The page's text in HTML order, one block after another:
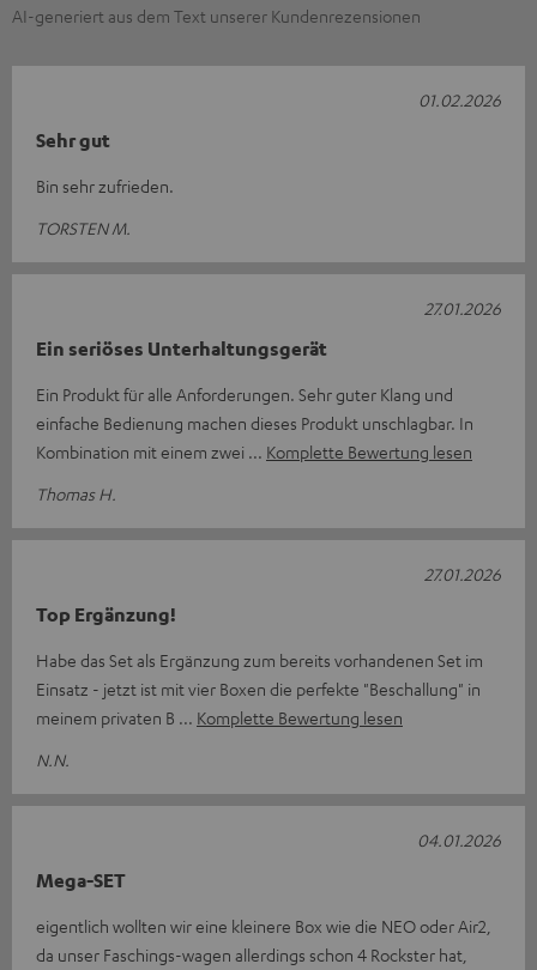
AI-generiert aus dem Text unserer Kundenrezensionen
Sehr gut
Bin sehr zufrieden.
TORSTEN M.
01.02.2026
Ein seriöses Unterhaltungsgerät
Ein Produkt für alle Anforderungen. Sehr guter Klang und
einfache Bedienung machen dieses Produkt unschlagbar. In
Kombination mit einem zwei
Komplette Bewertung lesen
Thomas H.
27.01.2026
Top Ergänzung!
Habe das Set als Ergänzung zum bereits vorhandenen Set im
Einsatz - jetzt ist mit vier Boxen die perfekte "Beschallung" in
meinem privaten B
Komplette Bewertung lesen
N.N.
27.01.2026
Mega-SET
eigentlich wollten wir eine kleinere Box wie die NEO oder Air2,
da unser Faschings-wagen allerdings schon 4 Rockster hat,
04.01.2026